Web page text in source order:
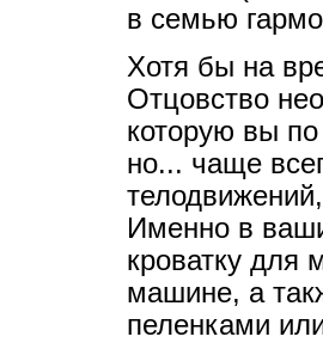
в семью
Хотя бы на
Отцовство
которую вы
но... чаще
Именно в
кроватку для
машине, а
пеленками